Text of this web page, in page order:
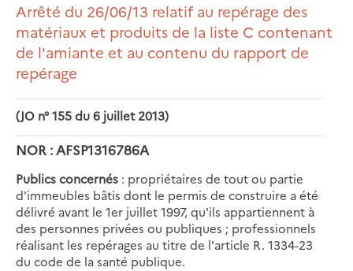
Arrêté du 26/06/13 relatif au repérage des
matériaux et produits de la liste C contenant
de l'amiante et au contenu du rapport de
repérage
(JO n° 155 du 6 juillet 2013)
NOR : AFSP1316786A
Publics concernés : propriétaires de tout ou partie
d'immeubles bâtis dont le permis de construire a été
délivré avant le 1er juillet 1997, qu'ils appartiennent à
des personnes privées ou publiques ; professionnels
réalisant les repérages au titre de l'article R. 1334-23
du code de la santé publique.